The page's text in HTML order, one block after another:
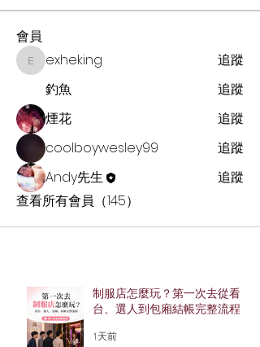
會員
exheking
exheking
追蹤
釣魚
追蹤
煙花
追蹤
coolboywesley99
追蹤
Andy先生
追蹤
查看所有會員（145）
制服店怎麼玩？第一次去從看
台、選人到包廂結帳完整流程
1天前